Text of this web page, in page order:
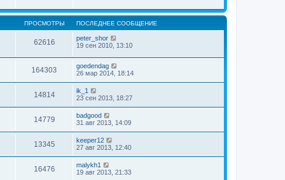
ПРОСМОТРЫ ПОСЛЕДНЕЕ СООБЩЕНИЕ
62616
peter_shor
19 сен 2010, 13:10
164303
goedendag
26 мар 2014, 18:14
14814
ik_1
23 сен 2013, 18:27
14779
badgood
31 авг 2013, 14:09
13345
keeper12
27 авг 2013, 12:40
16476
malykh1
19 авг 2013, 21:33